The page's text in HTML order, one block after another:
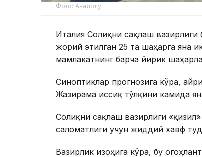
Фото: Анадолу
Италия Соғлиқни сақлаш
жорий этилган 25 та шаҳарга яна
мамлакатнинг барча йирик
Синоптиклар прогнозига кўра,
Жазирама иссиқ тўлқини камида
Соғлиқни сақлаш вазирлиги
саломатлиги учун жиддий хавф
Вазирлик изоҳига кўра, бу